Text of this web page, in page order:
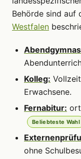
Behörde sind auf
Westfalen
Kolleg:
Erwachsene.
Fernabitur:
Beliebteste Wahl
ohne